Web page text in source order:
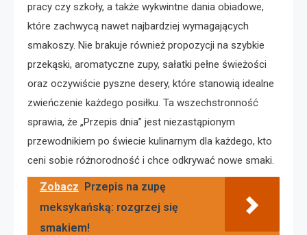
pracy czy szkoły, a także wykwintne dania obiadowe,
które zachwycą nawet najbardziej wymagających
smakoszy. Nie brakuje również propozycji na szybkie
przekąski, aromatyczne zupy, sałatki pełne świeżości
oraz oczywiście pyszne desery, które stanowią idealne
zwieńczenie każdego posiłku. Ta wszechstronność
sprawia, że „Przepis dnia” jest niezastąpionym
przewodnikiem po świecie kulinarnym dla każdego, kto
ceni sobie różnorodność i chce odkrywać nowe smaki.
Zobacz
Przepis na zupę
meksykańską: rozgrzej się
smakiem!